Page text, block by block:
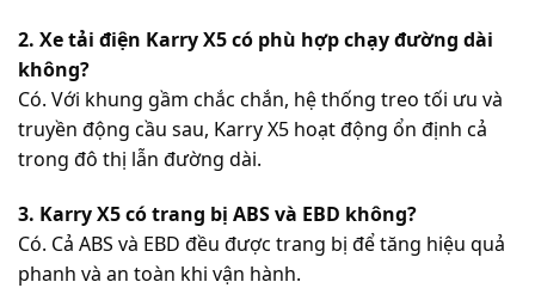
2. Xe tải điện Karry X5 có phù hợp chạy đường dài
không?
Có. Với khung gầm chắc chắn, hệ thống treo tối ưu và
truyền động cầu sau, Karry X5 hoạt động ổn định cả
trong đô thị lẫn đường dài.
3. Karry X5 có trang bị ABS và EBD không?
Có. Cả ABS và EBD đều được trang bị để tăng hiệu quả
phanh và an toàn khi vận hành.